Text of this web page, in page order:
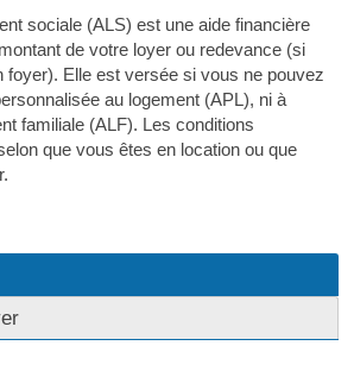
sociale (ALS) est une aide financière
de votre loyer ou redevance (si
foyer). Elle est versée si vous ne pouvez
au logement (APL), ni à
familiale (ALF). Les conditions
que vous êtes en location ou que